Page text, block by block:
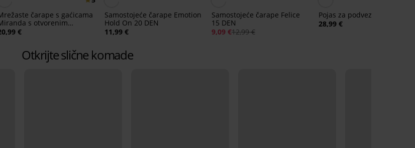
čarape s gaćicama
s otvorenim
€
Samostojeće čarape Emotion
Hold On 20 DEN
11,99 €
Samostojeće čarape Felice
15 DEN
9,09 €12,99 €
Pojas za podvezice Alisa
28,99 €
Otkrijte slične komade